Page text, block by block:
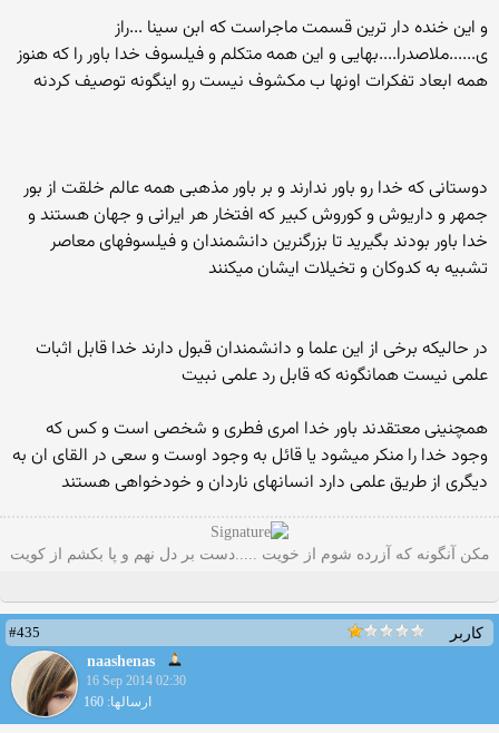
و این خنده دار ترین قسمت ماجراست که ابن سینا ...راز
ی......ملاصدرا....بهایی و این همه متکلم و فیلسوف خدا باور را که هنوز
همه ابعاد تفکرات اونها ب مکشوف نیست رو اینگونه توصیف کردنه
دوستانی که خدا رو باور ندارند و بر باور مذهبی همه عالم خلقت از بور
جمهر و داریوش و کوروش کبیر که افتخار هر ایرانی و جهان هستند و
خدا باور بودند بگیرید تا بزرگنرین دانشمندان و فیلسوفهای معاصر
تشبیه به کدوکان و تخیلات ایشان میکنند
در حالیکه برخی از این علما و دانشمندان قبول دارند خدا قابل اثبات
علمی نیست همانگونه که قابل رد علمی نبیت
همچنینی معتقدند باور خدا امری فطری و شخصی است و کس که
وجود خدا را منکر میشود یا قائل به وجود اوست و سعی در القای ان به
دیگری از طریق علمی دارد انسانهای ناردان و خودخواهی هستند
مکن آنگونه که آزرده شوم از خویت .....دست بر دل نهم و پا بکشم از کویت
کاربر
#435
naashenas
16 Sep 2014 02:30
ارسالها: 160